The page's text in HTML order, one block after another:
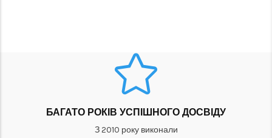
БАГАТО РОКІВ УСПІШНОГО ДОСВІДУ
З 2010 року виконали